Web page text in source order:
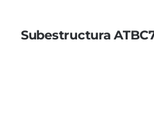
Subestructura